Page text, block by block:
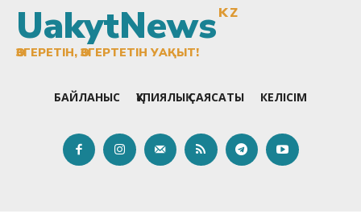
UakytNewsKZ
ӨЗГЕРЕТІН, ӨЗГЕРТЕТІН УАҚЫТ!
БАЙЛАНЫС ҚҰПИЯЛЫҚ САЯСАТЫ КЕЛІСІМ